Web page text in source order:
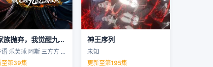
被家族抛弃，我觉醒九亿属性点
语 乐芙球 阿斯 三方方 …
至第39集
神王序列
未知
更新至第195集